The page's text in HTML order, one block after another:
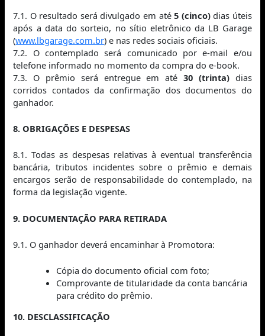
7.1. O resultado será divulgado em até5 (cinco)dias úteis
após a data do sorteio, no sítio eletrônico da LB Garage
(www.lbgarage.com.br) e nas redes sociais oficiais.
7.2. O contemplado será comunicado por e‑mail e/ou
telefone informado no momento da compra do e‑book.
7.3. O prêmio será entregue em até 30 (trinta)dias
corridos contados da confirmação dos documentos do
ganhador.
8. OBRIGAÇÕES E DESPESAS
8.1. Todas as despesas relativas à eventual transferência
bancária, tributos incidentes sobre o prêmio e demais
encargos serão de responsabilidade do contemplado, na
forma da legislação vigente.
9. DOCUMENTAÇÃO PARA RETIRADA
9.1. O ganhador deverá encaminhar à Promotora:
Cópia do documento oficial com foto;
Comprovante de titularidade da conta bancária
para crédito do prêmio.
10. DESCLASSIFICAÇÃO